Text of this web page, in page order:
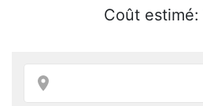
Coût estimé: